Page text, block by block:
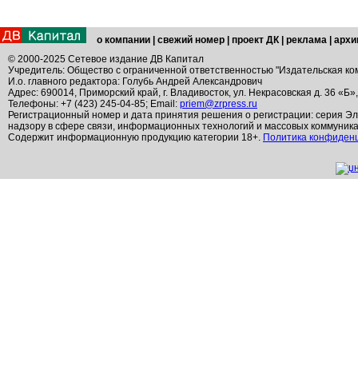
о компании свежий номер проект ДК реклама
© 2000-2025 Сетевое издание ДВ Капитал
Учредитель: Общество с ограниченной ответственностью "Издательская
И.о. главного редактора: Голубь Андрей Александрович
Адрес: 690014, Приморский край, г. Владивосток, ул. Некрасовская д. 36
Телефоны: +7 (423) 245-04-85; Email: priem@zrpress.ru
Регистрационный номер и дата принятия решения о регистрации: серия
надзору в сфере связи, информационных технологий и массовых
Содержит информационную продукцию категории 18+. Политика